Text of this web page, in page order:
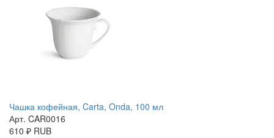
Чашка кофейная, Carta, Onda, 100 мл
Арт. CAR0016
610 ₽ RUB